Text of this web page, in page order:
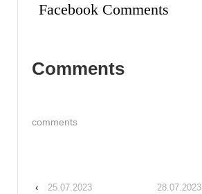
Facebook Comments
Comments
comments
‹ 25.07.2023 28.07.2023